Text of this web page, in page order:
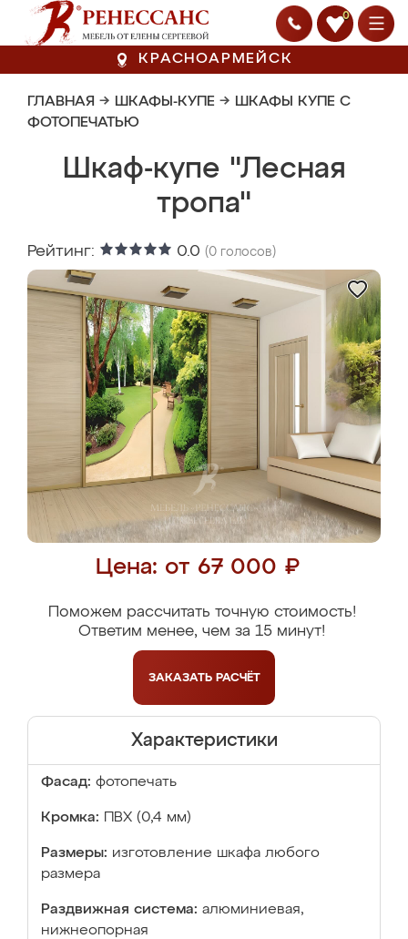
0
КРАСНОАРМЕЙСК
ГЛАВНАЯ → ШКАФЫ-КУПЕ → ШКАФЫ КУПЕ С
ФОТОПЕЧАТЬЮ
Шкаф-купе "Лесная
тропа"
Рейтинг: 0.0 (0 голосов)
Цена: от 67 000 ₽
Поможем рассчитать точную стоимость!
Ответим менее, чем за 15 минут!
ЗАКАЗАТЬ РАСЧЁТ
Характеристики
Фасад: фотопечать
Кромка: ПВХ (0,4 мм)
Размеры: изготовление шкафа любого
размера
Раздвижная система: алюминиевая,
нижнеопорная